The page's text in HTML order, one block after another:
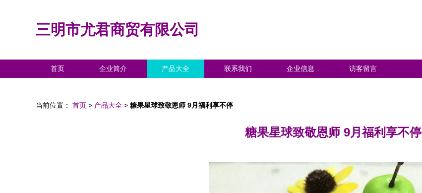
三明市尤君商贸有限公司
首页 企业简介 产品大全 联系我们 企业信息 访客留言
当前位置： 首页 > 产品大全 > 糖果星球致敬恩师 9月福利享不停
糖果星球致敬恩师 9月福利享不停